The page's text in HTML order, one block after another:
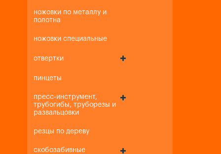
ножовки по металлу и
полотна
ножовки специальные
отвертки
пинцеты
пресс-инструмент,
трубогибы, труборезы и
развальцовки
резцы по дереву
скобозабивные